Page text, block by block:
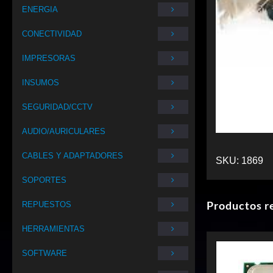
ENERGIA
CONECTIVIDAD
IMPRESORAS
INSUMOS
SEGURIDAD/CCTV
AUDIO/AURICULARES
CABLES Y ADAPTADORES
SOPORTES
REPUESTOS
HERRAMIENTAS
SOFTWARE
SKU: 1869
Productos